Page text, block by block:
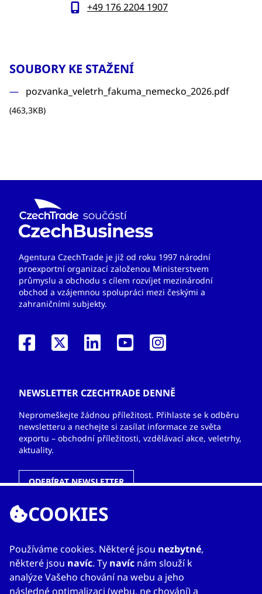
+49 176 2204 1907
SOUBORY KE STAŽENÍ
pozvanka_veletrh_fakuma_nemecko_2026.pdf
(463,3KB)
Agentura CzechTrade je již od roku 1997 národní
proexportní organizací založenou Ministerstvem
průmyslu a obchodu s cílem rozvíjet mezinárodní
obchod a vzájemnou spolupráci mezi českými a
zahraničními subjekty.
NEWSLETTER CZECHTRADE DENNĚ
Nepromeškejte žádnou příležitost. Přihlaste se k odběru
newsletteru a nechejte si zasílat informace ze světa
exportu – obchodní příležitosti, vzdělávací akce, veletrhy,
aktuality.
ODEBÍRAT NEWSLETTER
ODKAZY
O nás
Zahraniční kanceláře
COOKIES
Používáme cookies. Některé jsou nezbytné,
některé jsou navíc. Ty navíc nám slouží k
analýze Vašeho chování na webu a jeho
následné optimalizaci (webu, ne chování) a